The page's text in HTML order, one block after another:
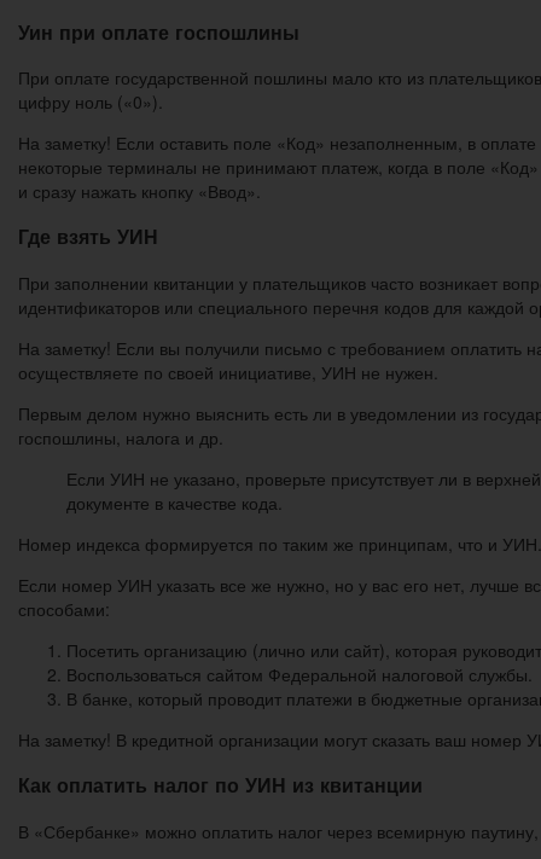
Уин при оплате госпошлины
При оплате государственной пошлины мало кто из
цифру ноль («0»).
На заметку! Если оставить поле «Код» незаполненным, в
некоторые терминалы не принимают платеж, когда в поле
и сразу нажать кнопку «Ввод».
Где взять УИН
При заполнении квитанции у плательщиков часто возникает
идентификаторов или специального перечня кодов для каждой
На заметку! Если вы получили письмо с требованием
осуществляете по своей инициативе, УИН не нужен.
Первым делом нужно выяснить есть ли в уведомлении из
госпошлины, налога и др.
Если УИН не указано, проверьте присутствует ли в
документе в качестве кода.
Номер индекса формируется по таким же принципам, что и УИН.
Если номер УИН указать все же нужно, но у вас его нет, лучше
способами:
Посетить организацию (лично или сайт), которая
Воспользоваться сайтом Федеральной налоговой службы.
В банке, который проводит платежи в бюджетные
На заметку! В кредитной организации могут сказать ваш
Как оплатить налог по УИН из квитанции
В «Сбербанке» можно оплатить налог через всемирную